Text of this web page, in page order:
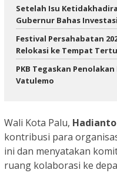
Setelah Isu
Gubernur Bahas
Festival Persahabatan
Relokasi ke Tempat
PKB Tegaskan
Vatulemo
Wali Kota Palu,
kontribusi para
ini dan menyatakan
ruang kolaborasi ke